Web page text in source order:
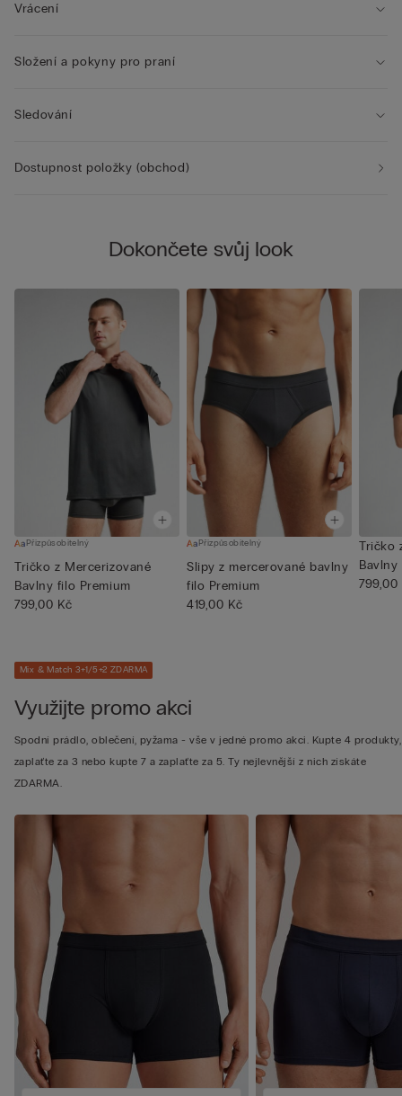
Vrácení
Složení a pokyny pro praní
Sledování
Dostupnost položky (obchod)
Dokončete svůj look
Přizpůsobitelný
Tričko z Mercerizované
Bavlny filo Premium
799,00 Kč
Přizpůsobitelný
Slipy z mercerované bavlny
filo Premium
419,00 Kč
Tričko
Prem...
799,00
Mix & Match 3+1/5+2 ZDARMA
Využijte promo akci
Spodní prádlo, oblečení, pyžama - vše v jedné promo akci. Kupte 4 produkty,
zaplaťte za 3 nebo kupte 7 a zaplaťte za 5. Ty nejlevnější z nich získáte
ZDARMA.